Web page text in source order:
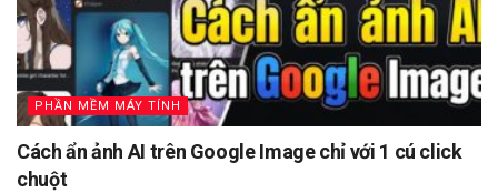
PHẦN MỀM MÁY TÍNH
Cách ẩn ảnh AI trên Google Image chỉ với 1 cú click
chuột